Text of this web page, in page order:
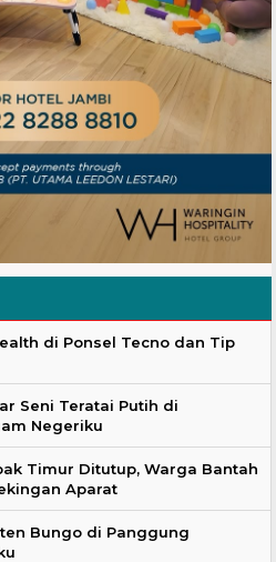
di Ponsel Tecno dan Tip
Seni Teratai Putih di
Negeriku
Timur Ditutup, Warga Bantah
Aparat
Bungo di Panggung